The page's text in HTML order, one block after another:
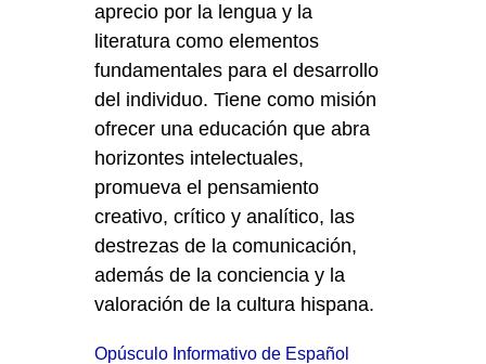
aprecio por la lengua y la
literatura como elementos
fundamentales para el desarrollo
del individuo. Tiene como misión
ofrecer una educación que abra
horizontes intelectuales,
promueva el pensamiento
creativo, crítico y analítico, las
destrezas de la comunicación,
además de la conciencia y la
valoración de la cultura hispana.
Opúsculo Informativo de Español